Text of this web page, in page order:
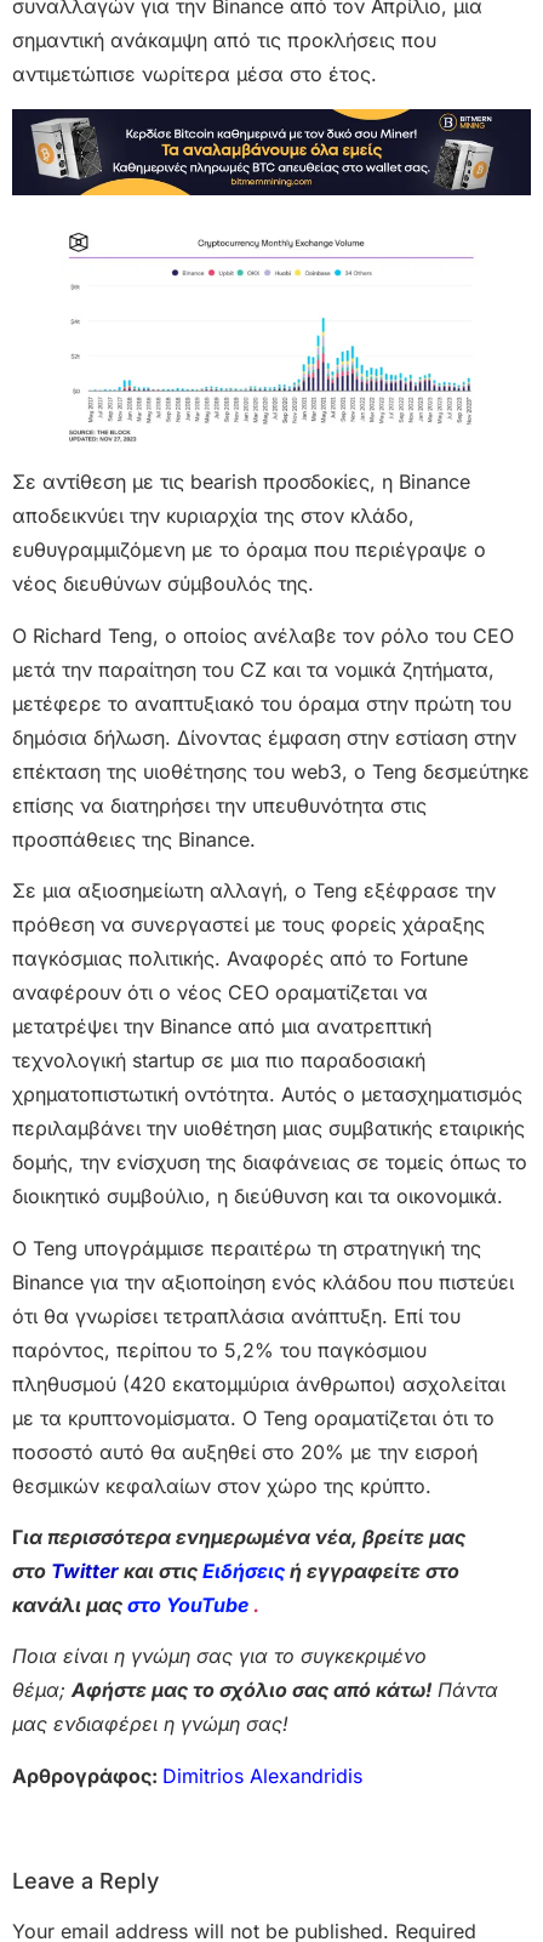
συναλλαγών για την Binance από τον Απρίλιο, μια
σημαντική ανάκαμψη από τις προκλήσεις που
αντιμετώπισε νωρίτερα μέσα στο έτος.
Σε αντίθεση με τις bearish προσδοκίες, η Binance
αποδεικνύει την κυριαρχία της στον κλάδο,
ευθυγραμμιζόμενη με το όραμα που περιέγραψε ο
νέος διευθύνων σύμβουλός της.
Ο Richard Teng, ο οποίος ανέλαβε τον ρόλο του CEO
μετά την παραίτηση του CZ και τα νομικά ζητήματα,
μετέφερε το αναπτυξιακό του όραμα στην πρώτη του
δημόσια δήλωση. Δίνοντας έμφαση στην εστίαση στην
επέκταση της υιοθέτησης του web3, ο Teng δεσμεύτηκε
επίσης να διατηρήσει την υπευθυνότητα στις
προσπάθειες της Binance.
Σε μια αξιοσημείωτη αλλαγή, ο Teng εξέφρασε την
πρόθεση να συνεργαστεί με τους φορείς χάραξης
παγκόσμιας πολιτικής. Αναφορές από το Fortune
αναφέρουν ότι ο νέος CEO οραματίζεται να
μετατρέψει την Binance από μια ανατρεπτική
τεχνολογική startup σε μια πιο παραδοσιακή
χρηματοπιστωτική οντότητα. Αυτός ο μετασχηματισμός
περιλαμβάνει την υιοθέτηση μιας συμβατικής εταιρικής
δομής, την ενίσχυση της διαφάνειας σε τομείς όπως το
διοικητικό συμβούλιο, η διεύθυνση και τα οικονομικά.
Ο Teng υπογράμμισε περαιτέρω τη στρατηγική της
Binance για την αξιοποίηση ενός κλάδου που πιστεύει
ότι θα γνωρίσει τετραπλάσια ανάπτυξη. Επί του
παρόντος, περίπου το 5,2% του παγκόσμιου
πληθυσμού (420 εκατομμύρια άνθρωποι) ασχολείται
με τα κρυπτονομίσματα. Ο Teng οραματίζεται ότι το
ποσοστό αυτό θα αυξηθεί στο 20% με την εισροή
θεσμικών κεφαλαίων στον χώρο της κρύπτο.
Για περισσότερα ενημερωμένα νέα, βρείτε μας
στο Twitter και στις Ειδήσεις ή εγγραφείτε στο
κανάλι μας στο YouTube .
Ποια είναι η γνώμη σας για το συγκεκριμένο
θέμα;Αφήστε μας το σχόλιο σας από κάτω! Πάντα
μας ενδιαφέρει η γνώμη σας!
Αρθρογράφος: Dimitrios Alexandridis
Leave a Reply
Your email address will not be published. Required